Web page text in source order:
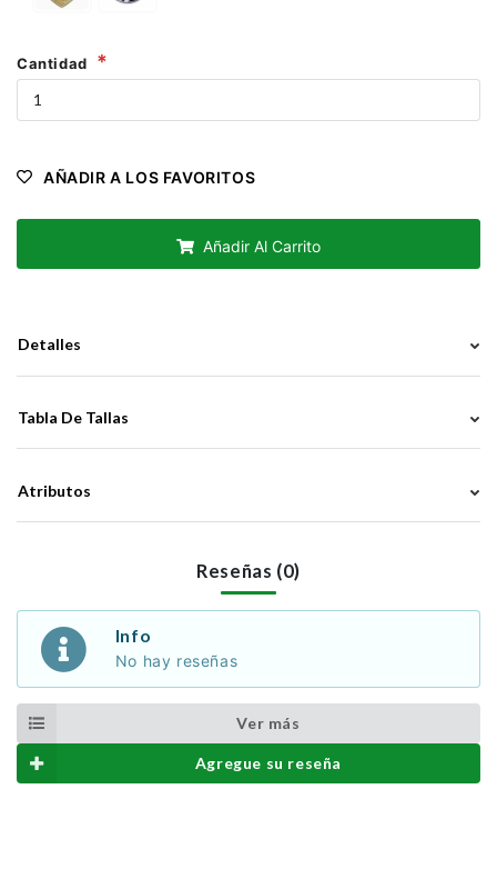
Cantidad
AÑADIR A LOS FAVORITOS
Añadir Al Carrito
Detalles
Tabla De Tallas
Atributos
Reseñas (0)
Info
No hay reseñas
Ver más
Agregue su reseña